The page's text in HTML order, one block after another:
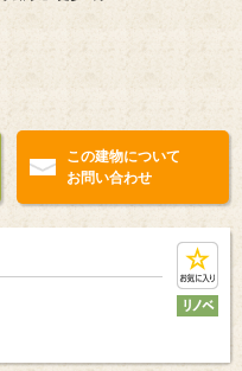
この建物について
お問い合わせ